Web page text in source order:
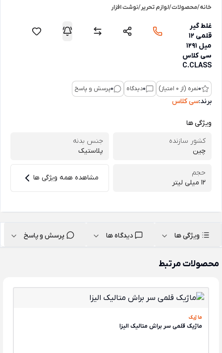
خانه/محصولات/لوازم تحریر/نوشت افزار
غلط گیر
قلمی 12
میل 1291
سی کلاس
C.CLASS
0نمره (از 0 امتیاز) 0دیدگاه 0پرسش و پاسخ
برند:سی کلاس
ویژگی ها
کشور سازنده
چین
جنس بدنه
پلاستیک
حجم
12 میلی لیتر
مشاهده همه ویژگی ها
ویژگی ها دیدگاه ها پرسش و پاسخ
محصولات مرتبط
ماژیک
ماژیک قلمی سر براش متالیک الیزا